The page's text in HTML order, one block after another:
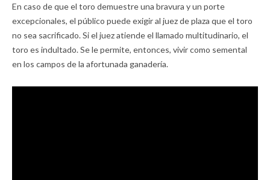
En caso de que el toro demuestre una bravura y un porte
excepcionales, el público puede exigir al juez de plaza que el toro
no sea sacrificado. Si el juez atiende el llamado multitudinario, el
toro es indultado. Se le permite, entonces, vivir como semental
en los campos de la afortunada ganadería.